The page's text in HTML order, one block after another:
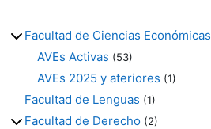
Facultad de Ciencias Económicas
AVEs Activas (53)
AVEs 2025 y ateriores (1)
Facultad de Lenguas (1)
Facultad de Derecho (2)